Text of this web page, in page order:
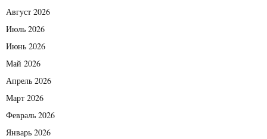
Август 2026
Июль 2026
Июнь 2026
Май 2026
Апрель 2026
Март 2026
Февраль 2026
Январь 2026